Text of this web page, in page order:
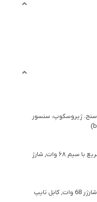
ژیروسکوپ، سنسور
پشتیبانی از شارژ بی‌سیم ۳۰ وات, شارژ سریع با سیم ۶۸ وات, شارژ
دفترچه راهنما, سوزن خشاب سیم کارت, شارژر 68 وات, کابل تایپ